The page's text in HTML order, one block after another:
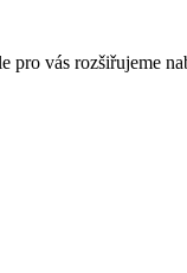
pro vás rozšiřujeme